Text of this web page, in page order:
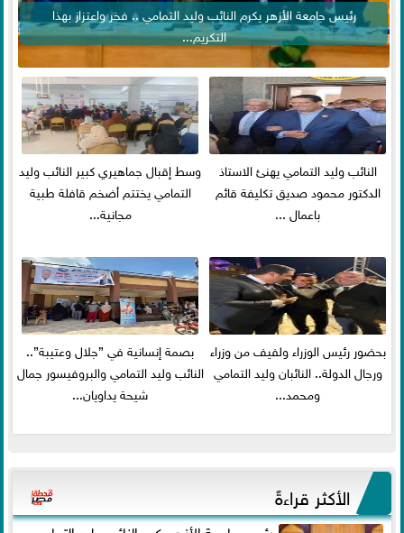
رئيس جامعة الأزهر يكرم النائب وليد التمامي .. فخر واعتزاز بهذا
التكريم...
النائب وليد التمامي يهنئ الاستاذ
الدكتور محمود صديق تكليفة قائم
باعمال ...
وسط إقبال جماهيري كبير النائب وليد
التمامي يختتم أضخم قافلة طبية
مجانية...
بحضور رئيس الوزراء ولفيف من وزراء
ورجال الدولة.. النائبان وليد التمامي
ومحمد...
بصمة إنسانية في ”جلال وعتيبة”..
النائب وليد التمامي والبروفيسور جمال
شيحة يداويان...
الأكثر قراءةً